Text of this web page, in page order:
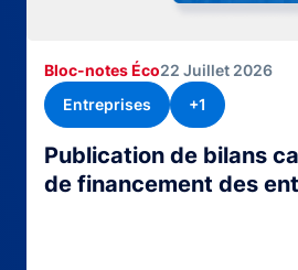
Publication de bilans
de financement des
Bloc-notes Éco22 Juillet 2026
Entreprises
+1